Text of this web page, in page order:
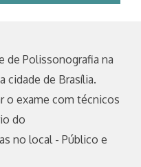
de Polissonografia na
cidade de Brasília.
o exame com técnicos
do
no local - Público e